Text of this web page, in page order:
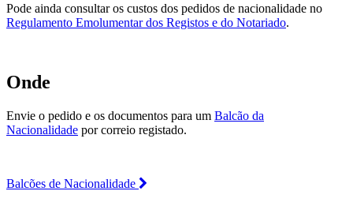
Pode ainda consultar os custos dos pedidos de nacionalidade no
Regulamento Emolumentar dos Registos e do Notariado.
Onde
Envie o pedido e os documentos para um Balcão da
Nacionalidade por correio registado.
Balcões de Nacionalidade